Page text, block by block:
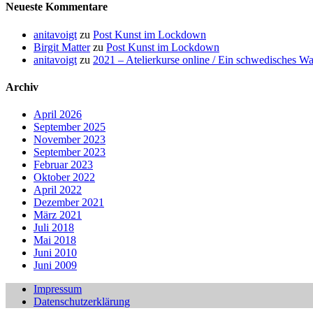
Neueste Kommentare
anitavoigt zu Post Kunst im Lockdown
Birgit Matterzu Post Kunst im Lockdown
anitavoigt zu 2021 – Atelierkurse online / Ein schwedisches
Archiv
April 2026
September 2025
November 2023
September 2023
Februar 2023
Oktober 2022
April 2022
Dezember 2021
März 2021
Juli 2018
Mai 2018
Juni 2010
Juni 2009
Impressum
Datenschutzerklärung